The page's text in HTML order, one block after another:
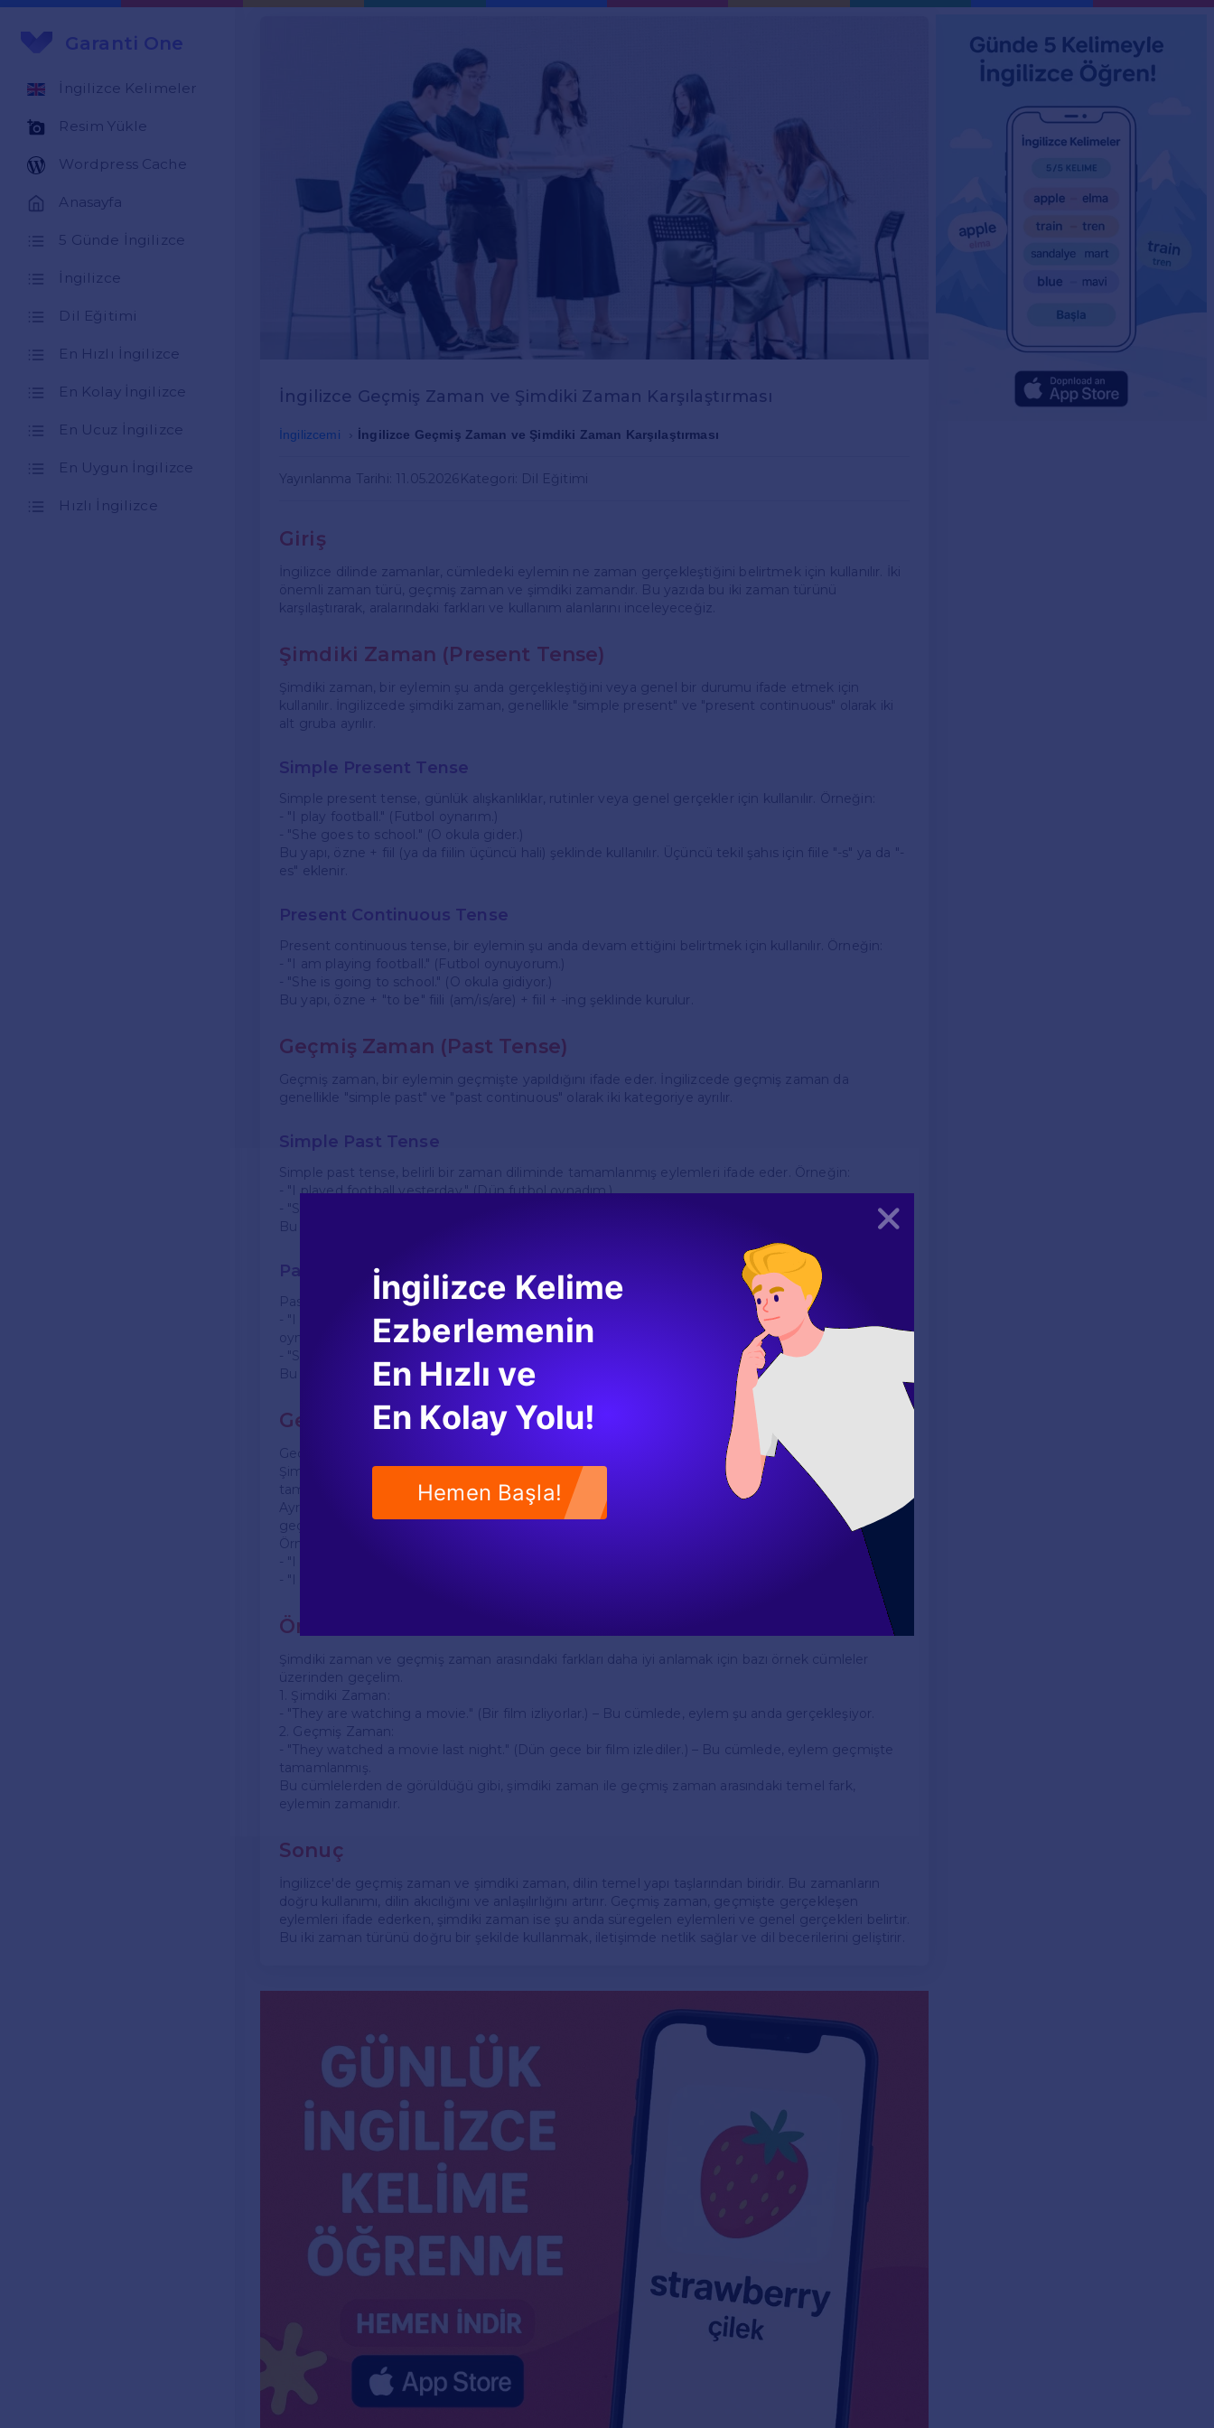
Garanti One
İngilizce Kelimeler
Resim Yükle
Wordpress Cache
Anasayfa
5 Günde İngilizce
İngilizce
Dil Eğitimi
En Hızlı İngilizce
En Kolay İngilizce
En Ucuz İngilizce
En Uygun İngilizce
Hızlı İngilizce
İngilizce Geçmiş Zaman ve Şimdiki Zaman Karşılaştırması
İngilizcemi İngilizce Geçmiş Zaman ve Şimdiki Zaman Karşılaştırması
Yayınlanma Tarihi: 11.05.2026 Kategori: Dil Eğitimi
Giriş
İngilizce dilinde zamanlar, cümledeki eylemin ne zaman gerçekleştiğini belirtmek için kullanılır. İki
önemli zaman türü, geçmiş zaman ve şimdiki zamandır. Bu yazıda bu iki zaman türünü
karşılaştırarak, aralarındaki farkları ve kullanım alanlarını inceleyeceğiz.
Şimdiki Zaman (Present Tense)
Şimdiki zaman, bir eylemin şu anda gerçekleştiğini veya genel bir durumu ifade etmek için
kullanılır. İngilizcede şimdiki zaman, genellikle "simple present" ve "present continuous" olarak iki
alt gruba ayrılır.
Simple Present Tense
Simple present tense, günlük alışkanlıklar, rutinler veya genel gerçekler için kullanılır. Örneğin:
- "I play football." (Futbol oynarım.)
- "She goes to school." (O okula gider.)
Bu yapı, özne + fiil (ya da fiilin üçüncü hali) şeklinde kullanılır. Üçüncü tekil şahıs için fiile "-s" ya da "-
es" eklenir.
Present Continuous Tense
Present continuous tense, bir eylemin şu anda devam ettiğini belirtmek için kullanılır. Örneğin:
- "I am playing football." (Futbol oynuyorum.)
- "She is going to school." (O okula gidiyor.)
Bu yapı, özne + "to be" fiili (am/is/are) + fiil + -ing şeklinde kurulur.
Geçmiş Zaman (Past Tense)
Geçmiş zaman, bir eylemin geçmişte yapıldığını ifade eder. İngilizcede geçmiş zaman da
genellikle "simple past" ve "past continuous" olarak iki kategoriye ayrılır.
Simple Past Tense
Simple past tense, belirli bir zaman diliminde tamamlanmış eylemleri ifade eder. Örneğin:
- "I played football yesterday." (Dün futbol oynadım.)
- "She went to school last week." (Geçen hafta okula gitti.)
Bu yapı, özne + fiilin ikinci hali (past form) şeklinde kullanılır.
Past Continuous Tense
Past continuous tense, geçmişte belirli bir anda devam eden eylemleri ifade eder. Örneğin:
- "I was playing football when it started to rain." (Yağmur yağmaya başladığında futbol
oynuyordum.)
- "She was going to school when she met her friend." (Arkadaşını gördüğünde okula gidiyordu.)
Bu yapı, özne + "to be" fiilinin geçmiş hali (was/were) + fiil + -ing şeklinde kurulmaktadır.
Geçmiş Zaman ve Şimdiki Zaman Arasındaki Farklar
Geçmiş zaman ile şimdiki zaman arasındaki en belirgin fark, eylemin gerçekleştiği zamandır.
Şimdiki zamanda eylemler şu anda gerçekleşirken, geçmiş zamanda eylemler geçmişte
tamamlanmıştır.
Ayrıca kullanım alanları da farklıdır. Şimdiki zaman, genel gerçekler ve alışkanlıklar için kullanılırken,
geçmiş zaman belirli bir zaman diliminde yapılan eylemleri ifade eder.
Örneğin:
- "I am studying right now." (Şu anda çalışıyorum.) – Şimdiki zaman
- "I studied yesterday." (Dün çalıştım.) – Geçmiş zaman
Örnek Cümleler ve Kullanım
Şimdiki zaman ve geçmiş zaman arasındaki farkları daha iyi anlamak için bazı örnek cümleler
üzerinden geçelim.
1. Şimdiki Zaman:
- "They are watching a movie." (Bir film izliyorlar.) – Bu cümlede, eylem şu anda gerçekleşiyor.
2. Geçmiş Zaman:
- "They watched a movie last night." (Dün gece bir film izlediler.) – Bu cümlede, eylem geçmişte
tamamlanmış.
Bu cümlelerden de görüldüğü gibi, şimdiki zaman ile geçmiş zaman arasındaki temel fark,
eylemin zamanıdır.
Sonuç
İngilizce'de geçmiş zaman ve şimdiki zaman, dilin temel yapı taşlarından biridir. Bu zamanların
doğru kullanımı, dilin akıcılığını ve anlaşılırlığını artırır. Geçmiş zaman, geçmişte gerçekleşen
eylemleri ifade ederken, şimdiki zaman ise şu anda süregelen eylemleri ve genel gerçekleri belirtir.
Bu iki zaman türünü doğru bir şekilde kullanmak, iletişimde netlik sağlar ve dil becerilerini geliştirir.
Kapat
İngilizce Kelime
Ezberlemenin
En Hızlı ve
En Kolay Yolu!
Hemen Başla!